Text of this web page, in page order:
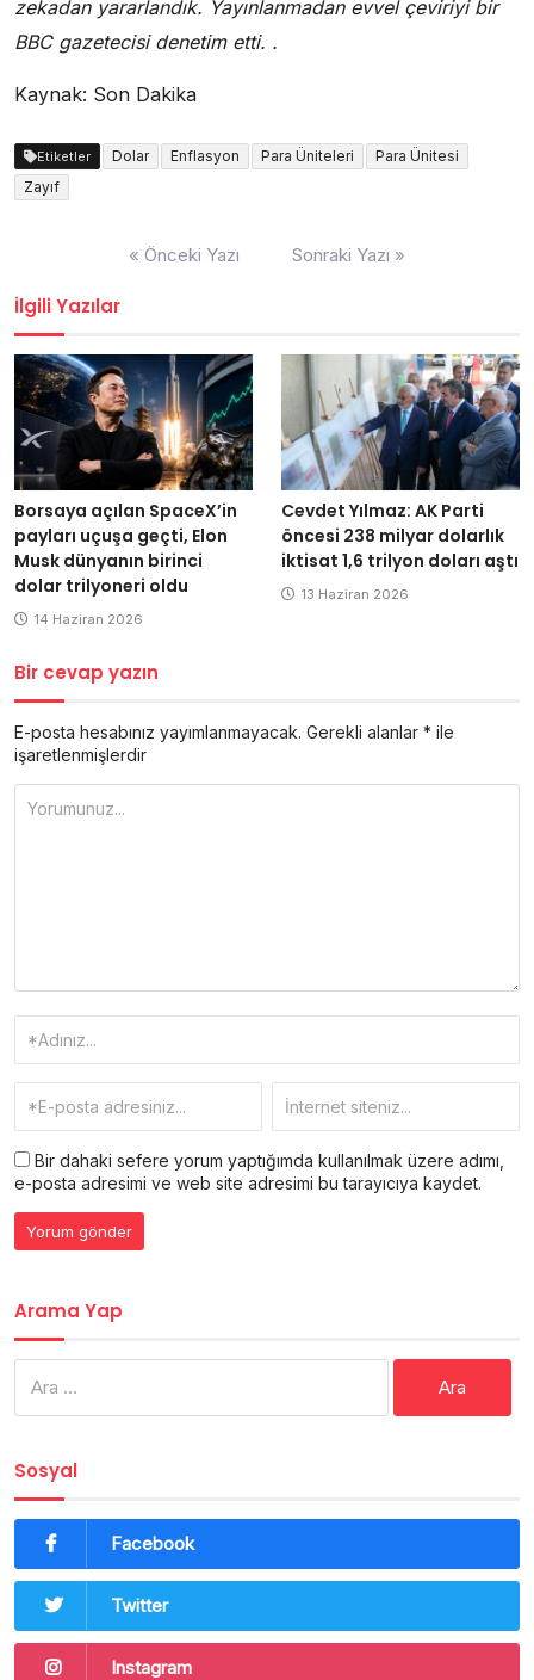
zekadan yararlandık. Yayınlanmadan evvel çeviriyi bir
BBC gazetecisi denetim etti. .
Kaynak: Son Dakika
Etiketler Dolar Enflasyon Para Üniteleri
Para Ünitesi
Zayıf
« Önceki Yazı Sonraki Yazı »
İlgili Yazılar
Borsaya açılan SpaceX’in
payları uçuşa geçti, Elon
Musk dünyanın birinci
dolar trilyoneri oldu
14 Haziran 2026
Cevdet Yılmaz: AK Parti
öncesi 238 milyar dolarlık
iktisat 1,6 trilyon doları aştı
13 Haziran 2026
Bir cevap yazın
E-posta hesabınız yayımlanmayacak. Gerekli alanlar * ile
işaretlenmişlerdir
Bir dahaki sefere yorum yaptığımda kullanılmak üzere adımı,
e-posta adresimi ve web site adresimi bu tarayıcıya kaydet.
Arama Yap
Sosyal
Facebook
Twitter
Instagram